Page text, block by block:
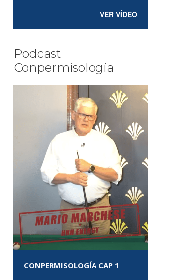
VER VÍDEO
Podcast
Conpermisología
CONPERMISOLOGÍA CAP 1